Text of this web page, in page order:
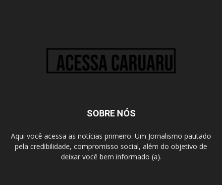
SOBRE NÓS
Aqui você acessa as notícias primeiro. Um Jornalismo pautado
pela credibilidade, compromisso social, além do objetivo de
deixar você bem informado (a).